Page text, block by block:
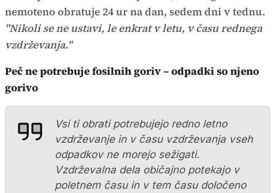
nemoteno obratuje 24 ur na dan, sedem dni v tednu.
"Nikoli se ne ustavi, le enkrat v letu, v času rednega
vzdrževanja."
Peč ne potrebuje fosilnih goriv – odpadki so njeno
gorivo
Vsi ti obrati potrebujejo redno letno
vzdrževanje in v času vzdrževanja vseh
odpadkov ne morejo sežigati.
Vzdrževalna dela običajno potekajo v
poletnem času in v tem času določeno